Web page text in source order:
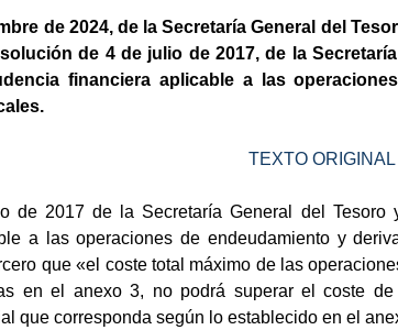
de 2024, de la Secretaría General del
de 4 de julio de 2017, de la
financiera aplicable a las
TEXTO ORIGINAL
de 2017 de la Secretaría General del
a las operaciones de endeudamiento y
que «el coste total máximo de las
en el anexo 3, no podrá superar el coste
que corresponda según lo establecido en el